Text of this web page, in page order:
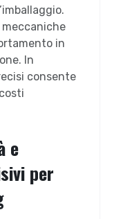
meccaniche
in
In
consente
e
per